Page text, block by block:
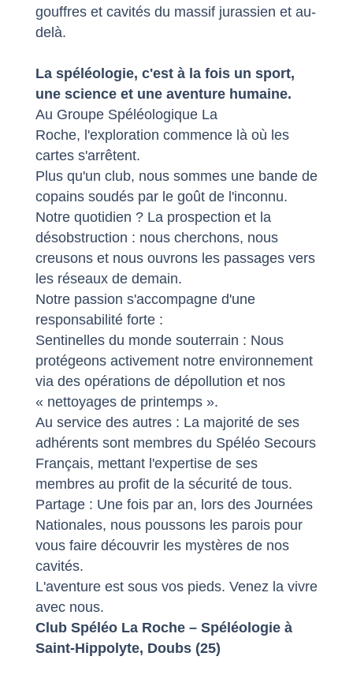
gouffres et cavités du massif jurassien et au-
delà.
La spéléologie, c'est à la fois un sport,
une science et une aventure humaine.
Au Groupe Spéléologique La
Roche, l'exploration commence là où les
cartes s'arrêtent.
Plus qu'un club, nous sommes une bande de
copains soudés par le goût de l'inconnu.
Notre quotidien ? La prospection et la
désobstruction : nous cherchons, nous
creusons et nous ouvrons les passages vers
les réseaux de demain.
Notre passion s'accompagne d'une
responsabilité forte :
Sentinelles du monde souterrain : Nous
protégeons activement notre environnement
via des opérations de dépollution et nos
« nettoyages de printemps ».
Au service des autres : La majorité de ses
adhérents sont membres du Spéléo Secours
Français, mettant l'expertise de ses
membres au profit de la sécurité de tous.
Partage : Une fois par an, lors des Journées
Nationales, nous poussons les parois pour
vous faire découvrir les mystères de nos
cavités.
L'aventure est sous vos pieds. Venez la vivre
avec nous.
Club Spéléo La Roche – Spéléologie à
Saint-Hippolyte, Doubs (25)